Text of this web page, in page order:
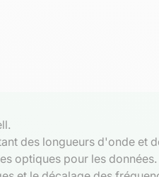
des longueurs d'onde et
optiques pour les données.